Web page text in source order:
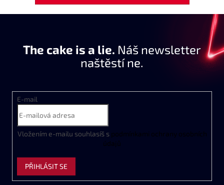
The cake is a lie. Náš newsletter
naštěstí ne.
E-mail
Vložením e-mailu souhlasíš s podmínkami ochrany osobních
údajů
PŘIHLÁSIT SE